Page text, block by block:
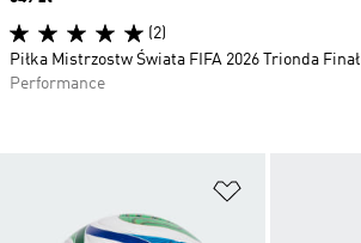
(2)
Piłka Mistrzostw Świata FIFA 2026 Trionda Finał
Performance